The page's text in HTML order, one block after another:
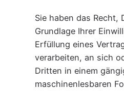
Sie haben das Recht,
Grundlage Ihrer
Erfüllung eines
verarbeiten, an sich
Dritten in einem
maschinenlesbaren